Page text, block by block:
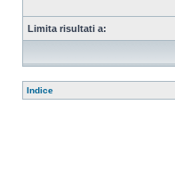
Limita risultati a:
Indice